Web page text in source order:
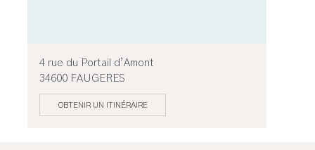
4 rue du Portail d’Amont
34600 FAUGERES
OBTENIR UN ITINÉRAIRE